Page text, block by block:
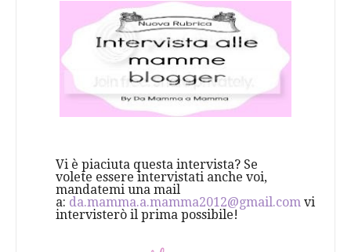
Vi è piaciuta questa intervista? Se
volete essere intervistati anche voi,
mandatemi una mail
a: da.mamma.a.mamma2012@gmail.com vi
intervisterò il prima possibile!